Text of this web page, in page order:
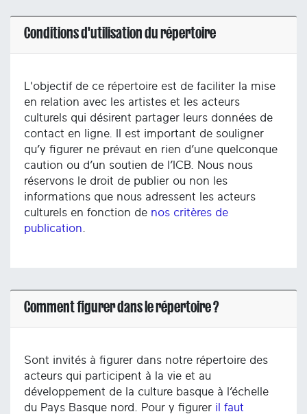
Conditions d'utilisation du répertoire
L'objectif de ce répertoire est de faciliter la mise
en relation avec les artistes et les acteurs
culturels qui désirent partager leurs données de
contact en ligne. Il est important de souligner
qu’y figurer ne prévaut en rien d’une quelconque
caution ou d’un soutien de l’ICB. Nous nous
réservons le droit de publier ou non les
informations que nous adressent les acteurs
culturels en fonction de nos critères de
publication
Comment figurer dans le répertoire ?
Sont invités à figurer dans notre répertoire des
acteurs qui participent à la vie et au
développement de la culture basque à l’échelle
du Pays Basque nord. Pour y figurer il faut